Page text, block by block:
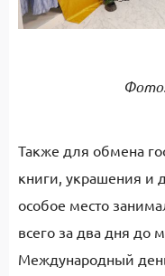
Фото:
Также для обмена
книги, украшения и
особое место
всего за два дня до
Международный